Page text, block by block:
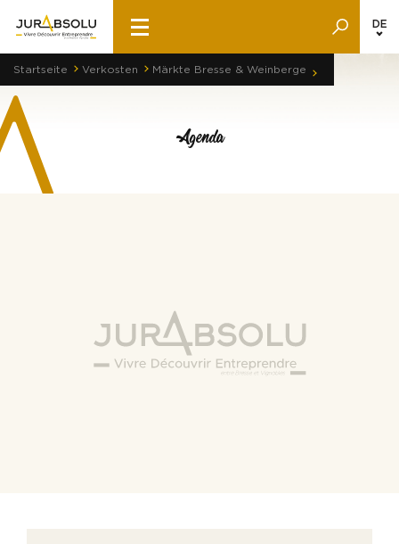
DE
Startseite Verkosten Märkte Bresse & Weinberge
Agenda